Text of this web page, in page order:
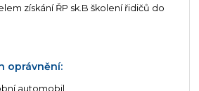
získání ŘP sk.B školení řidičů do
oprávnění:
automobil